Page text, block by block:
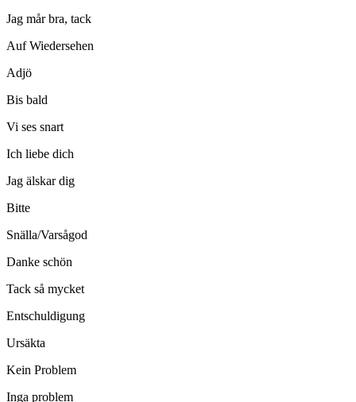
Jag mår bra, tack
Auf Wiedersehen
Adjö
Bis bald
Vi ses snart
Ich liebe dich
Jag älskar dig
Bitte
Snälla/Varsågod
Danke schön
Tack så mycket
Entschuldigung
Ursäkta
Kein Problem
Inga problem